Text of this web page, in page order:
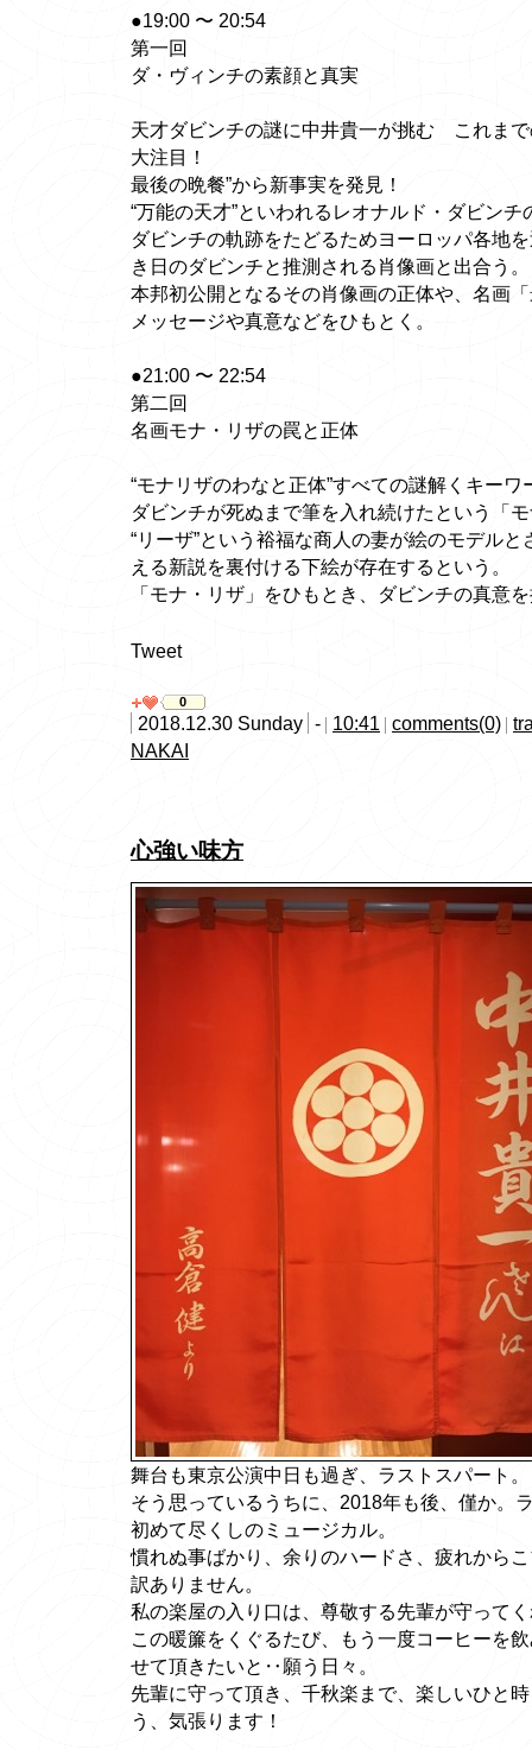
●19:00 〜 20:54
第一回
ダ・ヴィンチの素顔と真実
天才ダビンチの謎に中井貴一が挑む これま
大注目！
最後の晩餐”から新事実を発見！
“万能の天才”といわれるレオナルド・ダビン
ダビンチの軌跡をたどるためヨーロッパ各地
き日のダビンチと推測される肖像画と出合う。
本邦初公開となるその肖像画の正体や、名画
メッセージや真意などをひもとく。
●21:00 〜 22:54
第二回
名画モナ・リザの罠と正体
“モナリザのわなと正体”すべての謎解くキーワ
ダビンチが死ぬまで筆を入れ続けたという「
“リーザ”という裕福な商人の妻が絵のモデル
える新説を裏付ける下絵が存在するという。
「モナ・リザ」をひもとき、ダビンチの真意
Tweet
0
2018.12.30 Sunday - 10:41 comments(0)
NAKAI
心強い味方
舞台も東京公演中日も過ぎ、ラストスパート。
そう思っているうちに、2018年も後、僅か。
初めて尽くしのミュージカル。
慣れぬ事ばかり、余りのハードさ、疲れから
訳ありません。
私の楽屋の入り口は、尊敬する先輩が守って
この暖簾をくぐるたび、もう一度コーヒーを
せて頂きたいと‥願う日々。
先輩に守って頂き、千秋楽まで、楽しいひと
う、気張ります！